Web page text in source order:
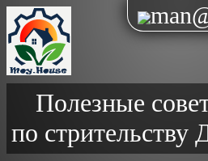
Полезные
по стрительству